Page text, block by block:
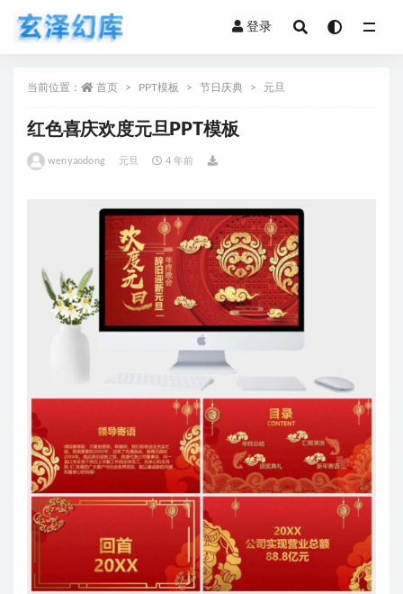
登录
当前位置： 首页 PPT模板 节日庆典 元旦
红色喜庆欢度元旦PPT模板
wenyaodong 元旦 4 年前